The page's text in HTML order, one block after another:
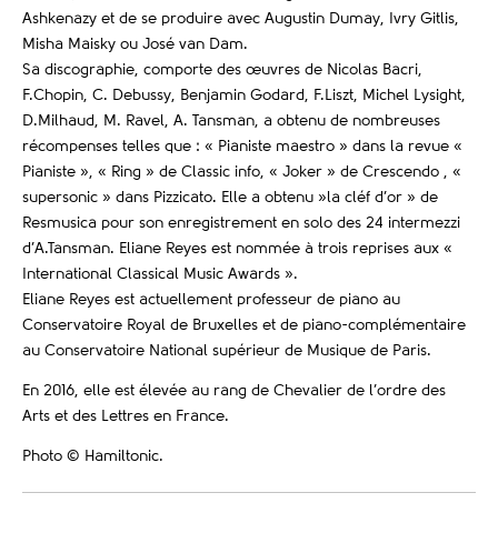
Ashkenazy et de se produire avec Augustin Dumay, Ivry Gitlis,
Misha Maisky ou José van Dam.
Sa discographie, comporte des œuvres de Nicolas Bacri,
F.Chopin, C. Debussy, Benjamin Godard, F.Liszt, Michel Lysight,
D.Milhaud, M. Ravel, A. Tansman, a obtenu de nombreuses
récompenses telles que : « Pianiste maestro » dans la revue «
Pianiste », « Ring » de Classic info, « Joker » de Crescendo , «
supersonic » dans Pizzicato. Elle a obtenu »la cléf d’or » de
Resmusica pour son enregistrement en solo des 24 intermezzi
d’A.Tansman. Eliane Reyes est nommée à trois reprises aux «
International Classical Music Awards ».
Eliane Reyes est actuellement professeur de piano au
Conservatoire Royal de Bruxelles et de piano-complémentaire
au Conservatoire National supérieur de Musique de Paris.
En 2016, elle est élevée au rang de Chevalier de l’ordre des
Arts et des Lettres en France.
Photo © Hamiltonic.